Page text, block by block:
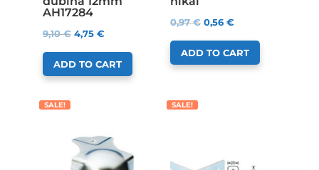
AH17284
9,10€ 4,75 €
ADD TO CART
0,97€ 0,56 €
ADD TO CART
SALE! SALE!